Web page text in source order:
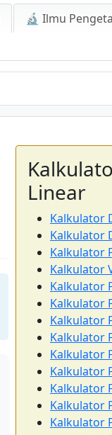
🔬 Ilmu
Linear
Kalkulator
Kalkulator
Kalkulator
Kalkulator
Kalkulator
Kalkulator
Kalkulator
Kalkulator
Kalkulator
Kalkulator
Kalkulator
Kalkulator
Kalkulator